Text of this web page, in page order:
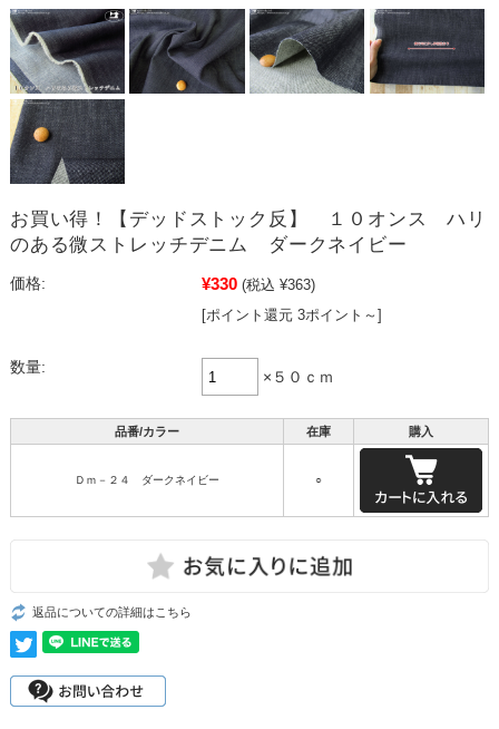
お買い得！【デッドストック反】 １０オンス ハリ
のある微ストレッチデニム ダークネイビー
価格: ¥330 (税込 ¥363)
[ポイント還元 3ポイント～]
数量:
×５０ｃｍ
品番/カラー 在庫 購入
Ｄｍ－２４ ダークネイビー ○
返品についての詳細はこちら